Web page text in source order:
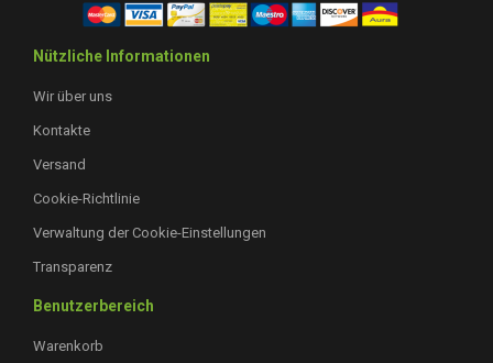
Nützliche Informationen
Wir über uns
Kontakte
Versand
Cookie-Richtlinie
Verwaltung der Cookie-Einstellungen
Transparenz
Benutzerbereich
Warenkorb